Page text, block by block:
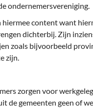
ondernemersvereniging.
hiermee content want
dichterbij. Zijn
zoals bijvoorbeeld
zijn.
zorgen voor
de gemeenten geen of